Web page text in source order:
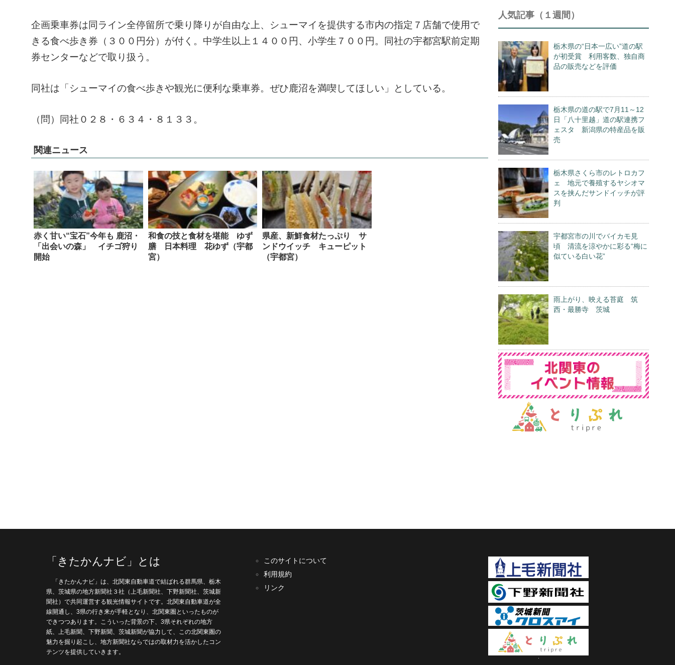
企画乗車券は同ライン全停留所で乗り降りが自由な上、シューマイを提供する市内の指定７店舗で使用で
きる食べ歩き券（３００円分）が付く。中学生以上１４００円、小学生７００円。同社の宇都宮駅前定期
券センターなどで取り扱う。
同社は「シューマイの食べ歩きや観光に便利な乗車券。ぜひ鹿沼を満喫してほしい」としている。
（問）同社０２８・６３４・８１３３。
関連ニュース
赤く甘い“宝石”今年も 鹿沼・
「出会いの森」 イチゴ狩り
開始
和食の技と食材を堪能 ゆず
膳 日本料理 花ゆず（宇都
宮）
県産、新鮮食材たっぷり サ
ンドウイッチ キューピット
（宇都宮）
人気記事（１週間）
栃木県の“日本一広い”道の駅
が初受賞 利用客数、独自商
品の販売などを評価
栃木県の道の駅で7月11～12
日「八十里越」道の駅連携フ
ェスタ 新潟県の特産品を販
売
栃木県さくら市のレトロカフ
ェ 地元で養殖するヤシオマ
スを挟んだサンドイッチが評
判
宇都宮市の川でバイカモ見
頃 清流を涼やかに彩る“梅に
似ている白い花”
雨上がり、映える苔庭 筑
西・最勝寺 茨城
「きたかんナビ」とは
「きたかんナビ」は、北関東自動車道で結ばれる群馬県、栃木
県、茨城県の地方新聞社３社（上毛新聞社、下野新聞社、茨城新
聞社）で共同運営する観光情報サイトです。北関東自動車道が全
線開通し、3県の行き来が手軽となり、北関東圏といったものが
できつつあります。こういった背景の下、3県それぞれの地方
紙、上毛新聞、下野新聞、茨城新聞が協力して、この北関東圏の
魅力を掘り起こし、地方新聞社ならではの取材力を活かしたコン
テンツを提供していきます。
このサイトについて
利用規約
リンク